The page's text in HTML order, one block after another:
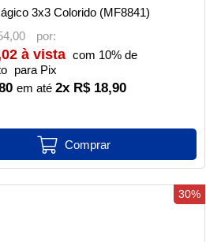
3x3 Colorido (MF8841)
2x R$ 18,90
à vista com 10% de
para Pix
30%